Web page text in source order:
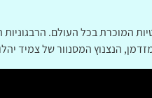
המוכרת בכל העולם.
הנצנוץ המסנוור של צמיד